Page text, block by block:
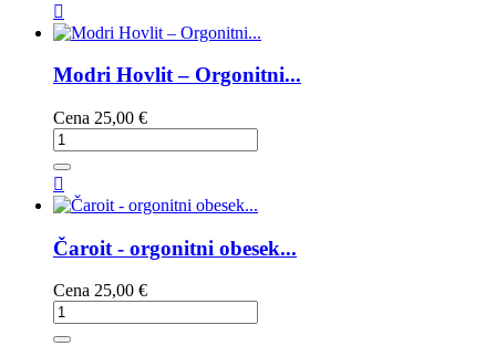

Modri Hovlit – Orgonitni...
Cena 25,00 €

Čaroit - orgonitni obesek...
Cena 25,00 €